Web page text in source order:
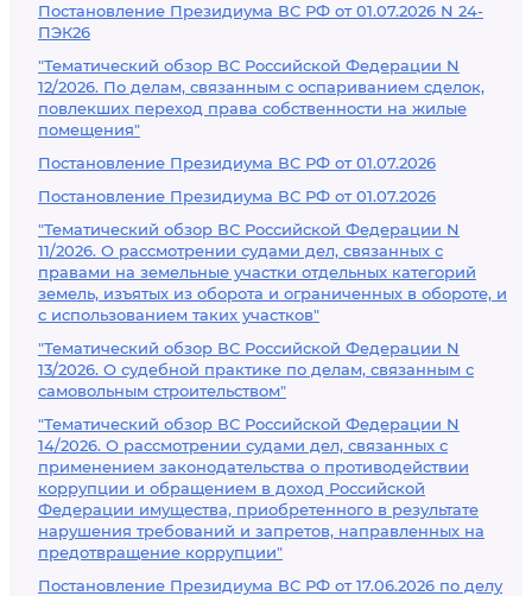
Постановление Президиума ВС РФ от 01.07.2026 N 24-
ПЭК26
"Тематический обзор ВС Российской Федерации N
12/2026. По делам, связанным с оспариванием сделок,
повлекших переход права собственности на жилые
помещения"
Постановление Президиума ВС РФ от 01.07.2026
Постановление Президиума ВС РФ от 01.07.2026
"Тематический обзор ВС Российской Федерации N
11/2026. О рассмотрении судами дел, связанных с
правами на земельные участки отдельных категорий
земель, изъятых из оборота и ограниченных в обороте, и
с использованием таких участков"
"Тематический обзор ВС Российской Федерации N
13/2026. О судебной практике по делам, связанным с
самовольным строительством"
"Тематический обзор ВС Российской Федерации N
14/2026. О рассмотрении судами дел, связанных с
применением законодательства о противодействии
коррупции и обращением в доход Российской
Федерации имущества, приобретенного в результате
нарушения требований и запретов, направленных на
предотвращение коррупции"
Постановление Президиума ВС РФ от 17.06.2026 по делу